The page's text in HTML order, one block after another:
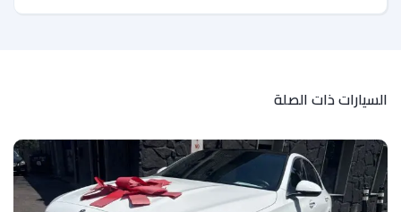
السيارات ذات الصلة